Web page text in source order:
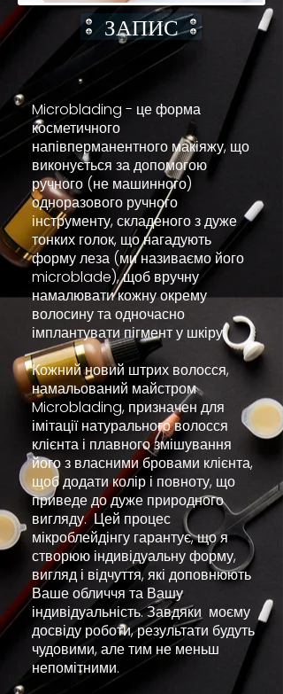
ЗАПИС
Microblading - це форма
косметичного
напівперманентного макіяжу, що
виконується за допомогою
ручного (не машинного)
одноразового ручного
інструменту, складеного з дуже
тонких голок, що нагадують
форму леза (ми називаємо його
microblade), щоб вручну
намалювати кожну окрему
волосину та одночасно
імплантувати пігмент у шкіру.
Кожний новий штрих волосся,
намальований майстром
Microblading, призначен для
імітації натурального волосся
клієнта і плавного змішування
його з власними бровами клієнта,
щоб додати колір і повноту, що
приведе до дуже природного
вигляду. Цей процес
мікроблейдінгу гарантує, що я
створюю індивідуальну форму,
вигляд і відчуття, які доповнюють
Ваше обличчя та Вашу
індивідуальність. Завдяки моєму
досвіду роботи, результати будуть
чудовими, але тим не меньш
непомітними.